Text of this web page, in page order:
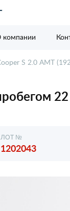
компании
S 2.0 AMT
ЛОТ №
1202043